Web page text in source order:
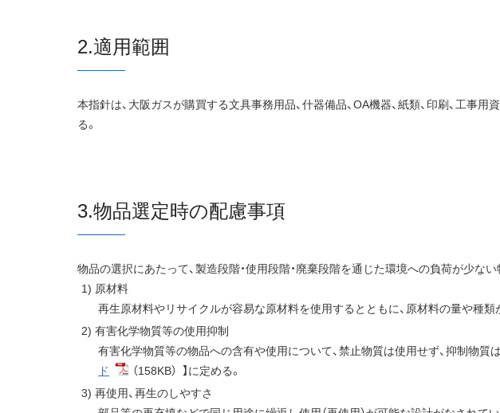
2.適用範囲
本指針は、大阪ガスが購買する文具事務用品、什器備品、OA機器、紙類、印刷、工事用資
る。
3.物品選定時の配慮事項
物品の選択にあたって、製造段階・使用段階・廃棄段階を通じた環境への負荷が少な
原材料
再生原材料やリサイクルが容易な原材料を使用するとともに、原材料の量や種類
有害化学物質等の使用抑制
有害化学物質等の物品への含有や使用について、禁止物質は使用せず、抑制物質
ド
（158KB）
】に定める。
再使用、再生のしやすさ